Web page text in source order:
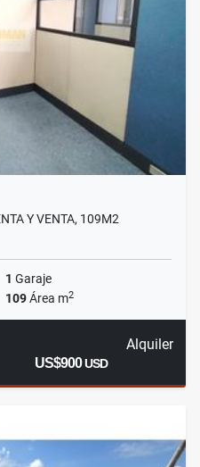
Y VENTA, 109M2
1 Garaje
109Área m2
Alquiler
US$900USD